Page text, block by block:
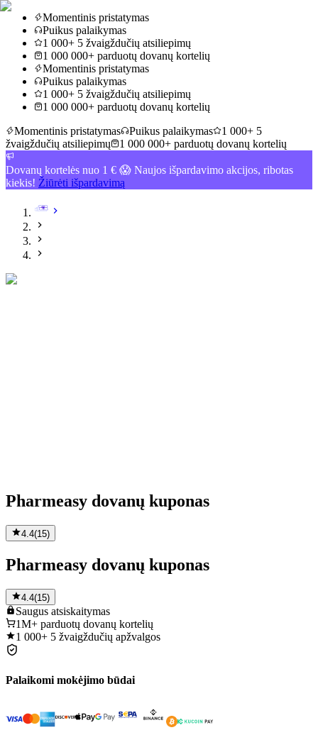
Momentinis pristatymas
Puikus palaikymas
1 000+ 5 žvaigždučių atsiliepimų
1 000 000+ parduotų dovanų kortelių
Momentinis pristatymas
Puikus palaikymas
1 000+ 5 žvaigždučių atsiliepimų
1 000 000+ parduotų dovanų kortelių
Momentinis pristatymas
Puikus palaikymas
1 000+ 5
žvaigždučių atsiliepimų
1 000 000+ parduotų dovanų kortelių
Dovanų kortelės nuo 1 € 😱 Naujos išpardavimo akcijos, ribotas
kiekis! Žiūrėti išpardavimą
Pharmeasy dovanų kuponas
4.4(15)
Pharmeasy dovanų kuponas
4.4(15)
Saugus atsiskaitymas
1M+ parduotų dovanų kortelių
1 000+ 5 žvaigždučių apžvalgos
Palaikomi mokėjimo būdai